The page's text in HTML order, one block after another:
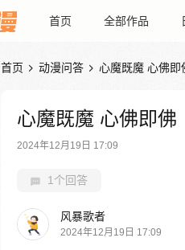
首页 全部作品
首页  动漫问答  心魔既魔 心佛即
心魔既魔 心佛即佛
2024年12月19日 17:09
1个回答
风暴歌者
2024年12月19日 17:09